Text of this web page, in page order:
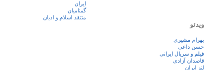
ایران
گمنامیان
منتقد اسلام و ادیان
ویدئو
بهرام مشیری
حسن داعی
فيلم و سريال ايرانی
قاصدان آزادی
لنز ایران